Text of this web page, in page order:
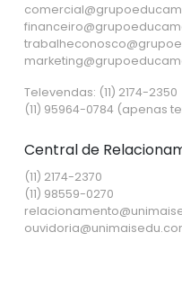
Televendas: (11) 2174-2350
(11) 95964-0784 (apenas
Central de
(11) 2174-2370
(11) 98559-0270